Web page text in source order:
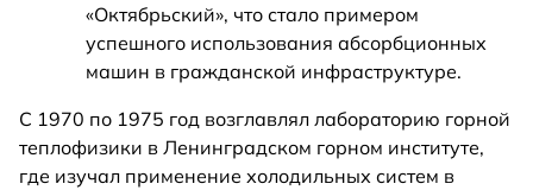
«Октябрьский», что стало примером
успешного использования абсорбционных
машин в гражданской инфраструктуре.
С 1970 по 1975 год возглавлял лабораторию горной
теплофизики в Ленинградском горном институте,
где изучал применение холодильных систем в